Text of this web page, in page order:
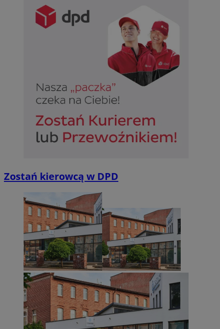
Zostań kierowcą w DPD